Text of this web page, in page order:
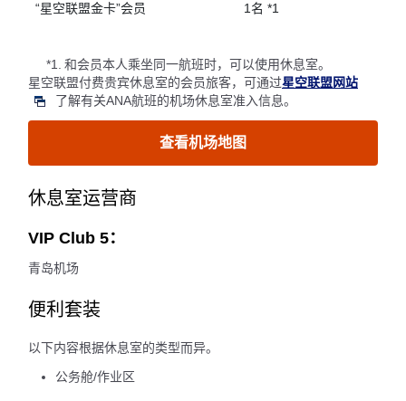
“星空联盟金卡”会员 1名 *1
*1.
和会员本人乘坐同一航班时，可以使用休息室。
星空联盟付费贵宾休息室的会员旅客，可通过星空联盟网站
了解有关ANA航班的机场休息室准入信息。
查看机场地图
休息室运营商
VIP Club 5：
青岛机场
便利套装
以下内容根据休息室的类型而异。
公务舱/作业区